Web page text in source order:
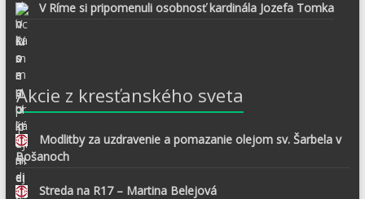
V Ríme si pripomenuli osobnosť kardinála Jozefa Tomka
Akcie z kresťanského sveta
Modlitby za uzdravenie a pomazanie olejom sv. Šarbela v
Bošanoch
Streda na R17 – Martina Belejová